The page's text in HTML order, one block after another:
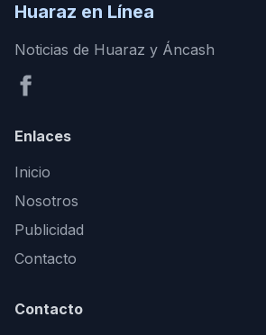
Huaraz en Línea
Noticias de Huaraz y Áncash
Enlaces
Inicio
Nosotros
Publicidad
Contacto
Contacto